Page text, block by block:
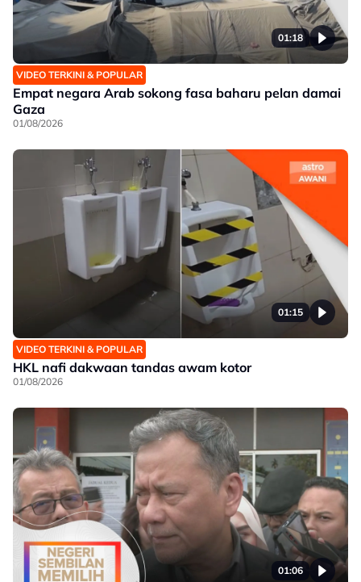
01:18
VIDEO TERKINI & POPULAR
Empat negara Arab sokong fasa baharu pelan damai
Gaza
01/08/2026
01:15
VIDEO TERKINI & POPULAR
HKL nafi dakwaan tandas awam kotor
01/08/2026
01:06